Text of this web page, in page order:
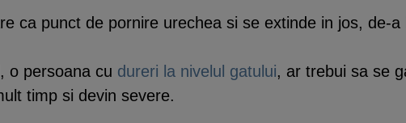
ca punct de pornire urechea si se extinde in jos, de-
o persoana cu dureri la nivelul gatului, ar trebui sa se
timp si devin severe.